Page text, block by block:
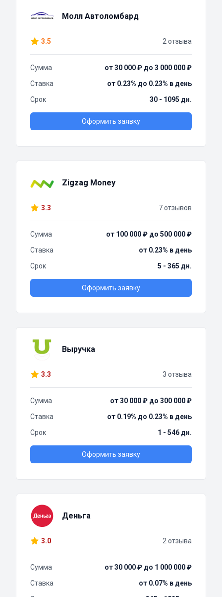
Молл Автоломбард
3.5 2 отзыва
Сумма
от 30 000 ₽ до 3 000 000 ₽
Ставка
от 0.23% до 0.23% в день
Срок
30 - 1095 дн.
Оформить заявку
Zigzag Money
3.3 7 отзывов
Сумма
от 100 000 ₽ до 500 000 ₽
Ставка
от 0.23% в день
Срок
5 - 365 дн.
Оформить заявку
Выручка
3.3 3 отзыва
Сумма
от 30 000 ₽ до 300 000 ₽
Ставка
от 0.19% до 0.23% в день
Срок
1 - 546 дн.
Оформить заявку
Деньга
3.0 2 отзыва
Сумма
от 30 000 ₽ до 1 000 000 ₽
Ставка
от 0.07% в день